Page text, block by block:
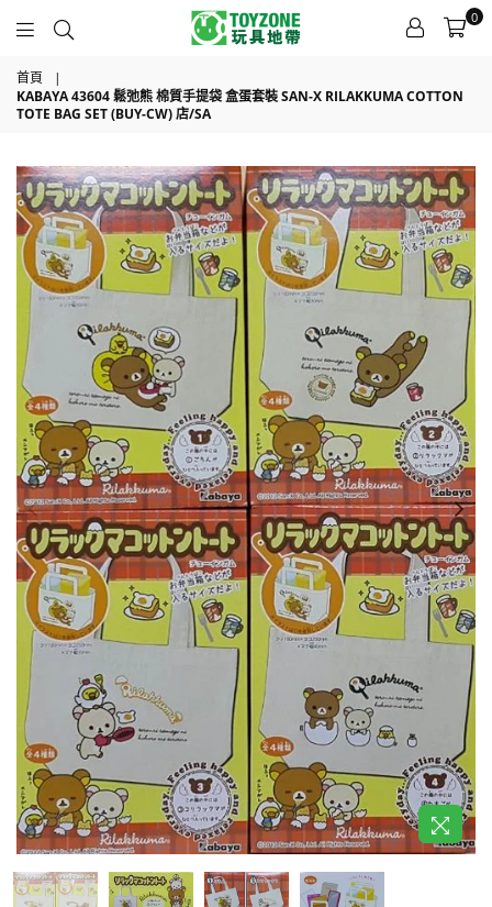
0
首頁
|
KABAYA 43604 鬆弛熊 棉質手提袋 盒蛋套裝 SAN-X RILAKKUMA COTTON
TOTE BAG SET (BUY-CW) 店/SA